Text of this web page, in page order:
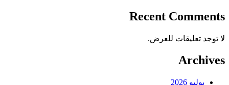
Recent Comments
لا توجد تعليقات للعرض.
Archives
يوليو 2026